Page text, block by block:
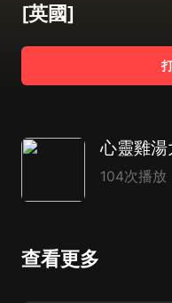
[英國]
104次播放
查看更多